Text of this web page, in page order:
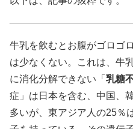
牛乳を飲むとお腹がゴロゴ
は少なくない。これは、牛
に消化分解できない「 乳糖
症」は日本を含む、中国、
多いが、東アジア人の25％